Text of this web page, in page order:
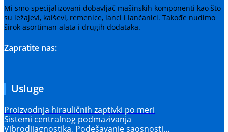
Mi smo specijalizovani dobavljač mašinskih komponenti kao što
su ležajevi, kaiševi, remenice, lanci i lančanici. Takođe nudimo
širok asortiman alata i drugih dodataka.
Zapratite nas:
Usluge
Proizvodnja hirauličnih zaptivki po meri
Sistemi centralnog podmazivanja
Vibrodijagnostika, Podešavanje saosnosti…